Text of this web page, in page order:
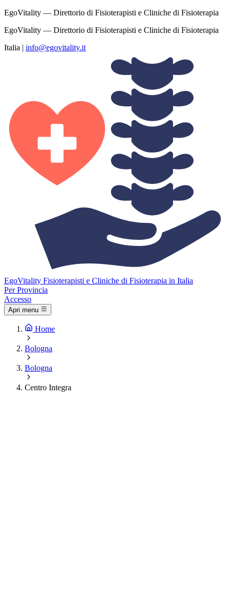
EgoVitality — Direttorio di Fisioterapisti e Cliniche di Fisioterapia
EgoVitality — Direttorio di Fisioterapisti e Cliniche di Fisioterapia
Italia | info@egovitality.it
EgoVitality Fisioterapisti e Cliniche di Fisioterapia in Italia
Per Provincia
Accesso
Apri menu
Home
Bologna
Bologna
Centro Integra